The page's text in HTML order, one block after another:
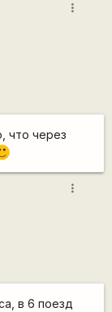
more_vert
что через
more_vert
в 6 поезд